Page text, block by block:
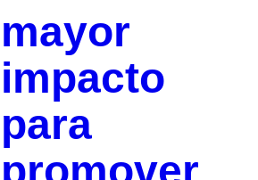
mayor
impacto
para